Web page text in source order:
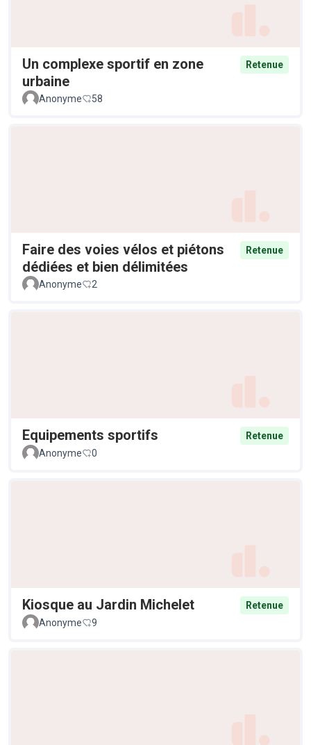
Un complexe sportif en zone
urbaine
Retenue
Anonyme 58
Faire des voies vélos et piétons
dédiées et bien délimitées
Retenue
Anonyme 2
Equipements sportifs
Retenue
Anonyme
0
Kiosque au Jardin Michelet
Retenue
Anonyme
9